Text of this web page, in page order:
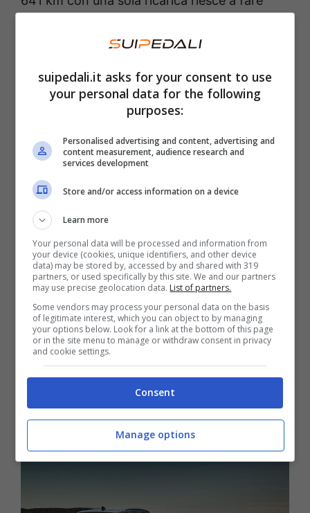
625 km, sia della versione sportiva SQ6 e-
La nuova Audi Q6 e-tron performance dotata
posteriore, con una potenza di 240 kW (360
100 kWh a 800 Voltche consente al modello
di arrivare a un’autonomia di 641 km. Oltre a
questo, poi, permette all’auto di avere un
consumo compreso tra i 16,5 e i 19,2 kWh
ogni 100 km. E la possibilità diricaricarsi di
ben 261 km in appena 25 minuti
permettendo così al guidatore di ottimizzare i
tempi della sosta, rendendola più rapida,
Oltre ad accelerare da 0 a 100 km/h in 6,6
secondi.
suipedali.it asks for your consent to use
your personal data for the following
purposes:
Personalised advertising and content, advertising and
content measurement, audience research and
services development
Store and/or access information on a device
Learn more
Your personal data will be processed and information from
your device (cookies, unique identifiers, and other device
data) may be stored by, accessed by and shared with 319
partners, or used specifically by this site. We and our partners
may use precise geolocation data. List of partners.
Some vendors may process your personal data on the basis
of legitimate interest, which you can object to by managing
your options below. Look for a link at the bottom of this page
or in the site menu to manage or withdraw consent in privacy
and cookie settings.
Consent
Manage options